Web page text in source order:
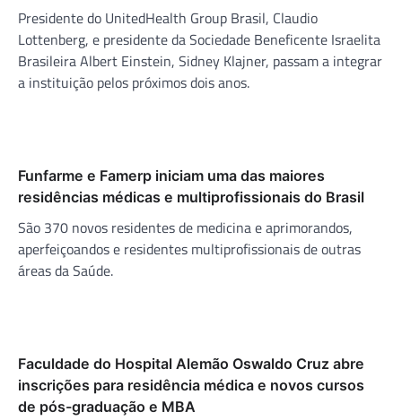
Presidente do UnitedHealth Group Brasil, Claudio
Lottenberg, e presidente da Sociedade Beneficente Israelita
Brasileira Albert Einstein, Sidney Klajner, passam a integrar
a instituição pelos próximos dois anos.
Funfarme e Famerp iniciam uma das maiores
residências médicas e multiprofissionais do Brasil
São 370 novos residentes de medicina e aprimorandos,
aperfeiçoandos e residentes multiprofissionais de outras
áreas da Saúde.
Faculdade do Hospital Alemão Oswaldo Cruz abre
inscrições para residência médica e novos cursos
de pós-graduação e MBA